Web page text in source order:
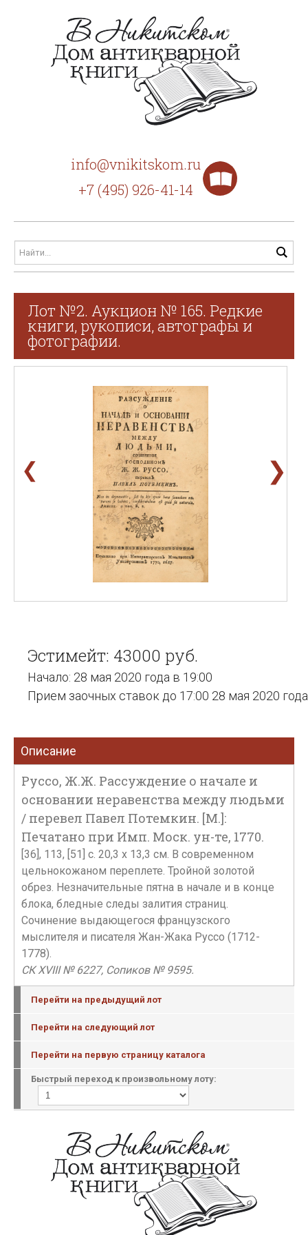
info@vnikitskom.ru
+7 (495) 926-41-14
Лот №2. Аукцион № 165. Редкие
книги, рукописи, автографы и
фотографии.
❮ ❯
Эстимейт: 43000 руб.
Начало: 28 мая 2020 года в 19:00
Прием заочных ставок до 17:00 28 мая 2020 года
Описание
Руссо, Ж.Ж. Рассуждение о начале и
основании неравенства между людьми
/ перевел Павел Потемкин. [М.]:
Печатано при Имп. Моск. ун-те, 1770.
[36], 113, [51] с. 20,3 х 13,3 см. В современном
цельнокожаном переплете. Тройной золотой
обрез. Незначительные пятна в начале и в конце
блока, бледные следы залития страниц.
Сочинение выдающегося французского
мыслителя и писателя Жан-Жака Руссо (1712-
1778).
СК XVIII № 6227, Сопиков № 9595.
Перейти на предыдущий лот
Перейти на следующий лот
Перейти на первую страницу каталога
Быстрый переход к произвольному лоту: